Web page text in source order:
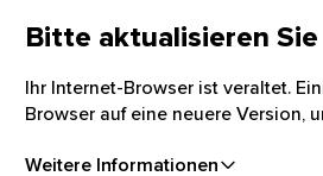
Bitte aktualisieren
Ihr Internet-Browser ist veraltet.
Browser auf eine neuere Version,
Weitere Informationen